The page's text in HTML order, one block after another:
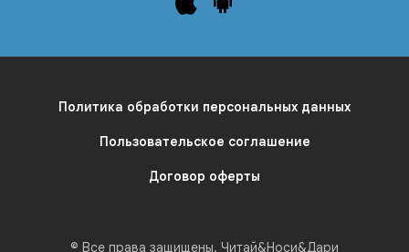
Политика обработки персональных данных
Пользовательское соглашение
Договор оферты
© Все права защищены. Читай&Носи&Дари